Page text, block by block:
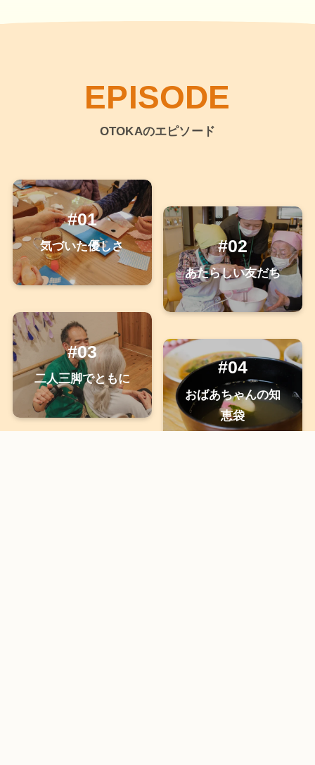
EPISODE
OTOKAのエピソード
#01
気づいた優しさ #02
あたらしい友だち
#03
二人三脚でともに
#04
おばあちゃんの知
恵袋